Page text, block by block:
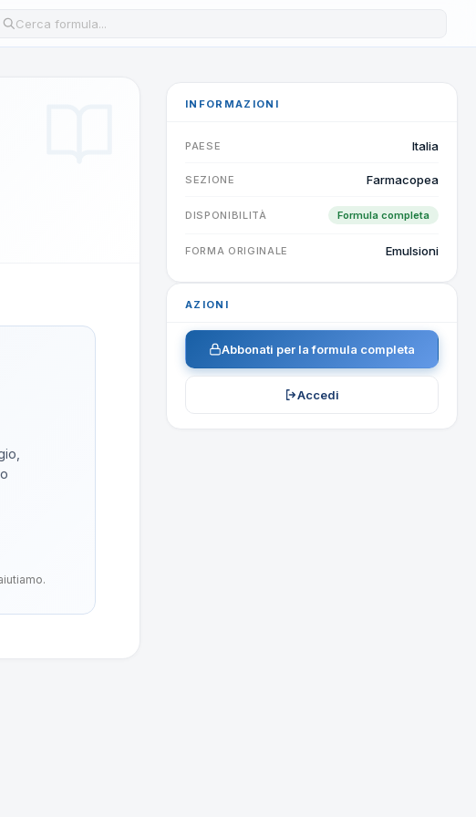
Cerca una formula nel database
INFORMAZIONI
PAESE Italia
SEZIONE Farmacopea
DISPONIBILITÀ Formula completa
FORMA ORIGINALE Emulsioni
AZIONI
Abbonati per la formula completa
Accedi